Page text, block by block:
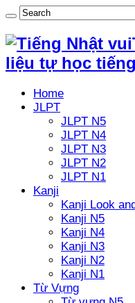
liệu tự học
Home
JLPT
JLPT N5
JLPT N4
JLPT N3
JLPT N2
JLPT N1
Kanji
Kanji Look
Kanji N5
Kanji N4
Kanji N3
Kanji N2
Kanji N1
Từ Vựng